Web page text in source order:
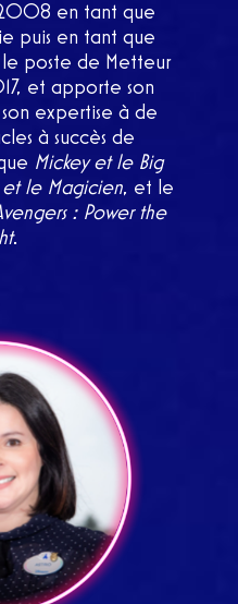
2008 en tant que
puis en tant que
poste de Metteur
et apporte son
expertise à de
à succès de
Mickey et le Big
et le Magicien, et le
: Power the
.